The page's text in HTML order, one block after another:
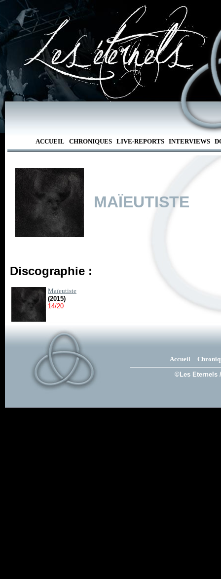
ACCUEIL CHRONIQUES LIVE-REPORTS INTERVIEWS
MAÏEUTISTE
Discographie :
Maïeutiste
(2015)
14/20
Accueil
©Les Eternels